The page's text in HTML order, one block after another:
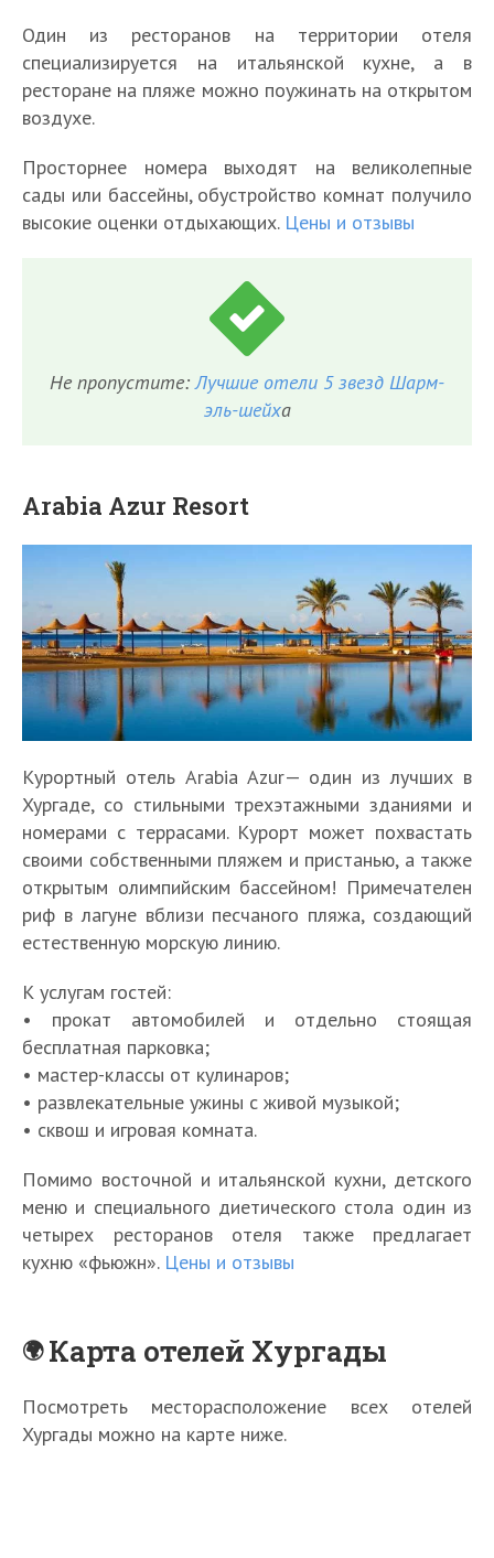
Один из ресторанов на территории отеля
специализируется на итальянской кухне, а в
ресторане на пляже можно поужинать на открытом
воздухе.
Просторнее номера выходят на великолепные
сады или бассейны, обустройство комнат получило
высокие оценки отдыхающих. Цены и отзывы
Не пропустите:Лучшие отели 5 звезд Шарм-
эль-шейха
Arabia Azur Resort
Курортный отель Arabia Azur— один из лучших в
Хургаде, со стильными трехэтажными зданиями и
номерами с террасами. Курорт может похвастать
своими собственными пляжем и пристанью, а также
открытым олимпийским бассейном! Примечателен
риф в лагуне вблизи песчаного пляжа, создающий
естественную морскую линию.
К услугам гостей:
• прокат автомобилей и отдельно стоящая
бесплатная парковка;
• мастер-классы от кулинаров;
• развлекательные ужины с живой музыкой;
• сквош и игровая комната.
Помимо восточной и итальянской кухни, детского
меню и специального диетического стола один из
четырех ресторанов отеля также предлагает
кухню «фьюжн». Цены и отзывы
Карта отелей Хургады
Посмотреть месторасположение всех отелей
Хургады можно на карте ниже.